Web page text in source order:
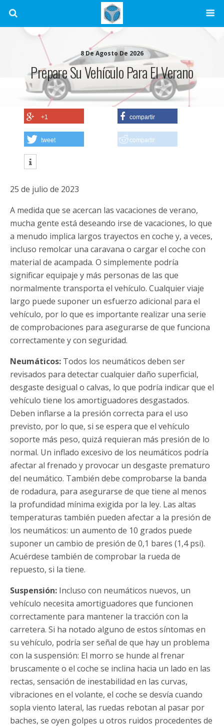
8 De Agosto De 2026
Prepare Su Vehículo Para El Verano
+1 compartir
tweet compartir
25 de julio de 2023
A medida que se acercan las vacaciones de verano,
mucha gente está deseando irse de vacaciones, lo que
a menudo implica largos trayectos en coche y, a veces,
incluso remolcar una caravana o cargar el coche con
material de acampada. O simplemente podría
significar equipaje y más personas de las que
normalmente transporta el vehículo. Cualquier viaje
largo puede suponer un esfuerzo adicional para el
vehículo, por lo que es importante realizar una serie
de comprobaciones para asegurarse de que funciona
correctamente y con seguridad.
Neumáticos: Todos los neumáticos deben ser
revisados para detectar cualquier daño superficial,
desgaste desigual o calvas, lo que podría indicar que el
vehículo tiene los amortiguadores desgastados.
Deben inflarse a la presión correcta para el uso
previsto, por lo que, si se espera que el vehículo
soporte más peso, quizá requieran más presión de lo
normal. Un inflado excesivo de los neumáticos podría
afectar al frenado y provocar un desgaste prematuro
del neumático. También debe comprobarse la banda
de rodadura, para asegurarse de que tiene al menos
la profundidad mínima exigida por la ley. Las altas
temperaturas también pueden afectar a la presión de
los neumáticos: un aumento de 10 grados puede
suponer un cambio de presión de 0,1 bares (1,4 psi).
Acuérdese también de comprobar la rueda de
repuesto, si la tiene.
Suspensión: Incluso con neumáticos nuevos, un
vehículo necesita amortiguadores que funcionen
correctamente para mantener la tracción con la
carretera. Si ha notado alguno de estos síntomas en
su vehículo, podría ser señal de que hay un problema
con la suspensión: El morro se hunde al frenar
bruscamente o el coche se inclina hacia un lado en las
rectas, sensación de inestabilidad en las curvas,
vibraciones en el volante, el coche se desvía cuando
sopla viento lateral, las ruedas rebotan al pasar por
baches, se oyen golpes u otros ruidos procedentes de